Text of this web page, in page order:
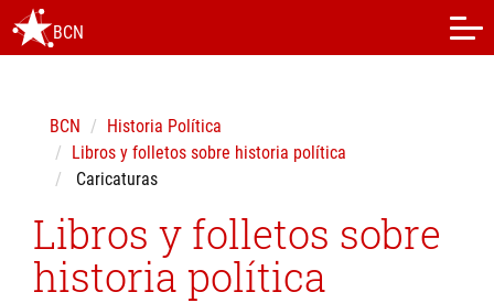
BCN
BCN
Historia Política
Libros y folletos sobre historia política
Caricaturas
Libros y folletos sobre
historia política